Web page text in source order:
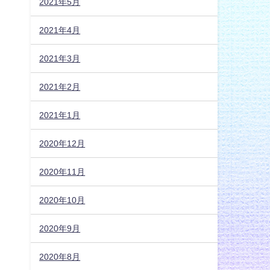
2021年4月
2021年3月
2021年2月
2021年1月
2020年12月
2020年11月
2020年10月
2020年9月
2020年8月